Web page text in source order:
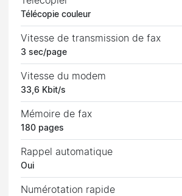
Télécopie couleur
Vitesse de transmission de fax
3 sec/page
Vitesse du modem
33,6 Kbit/s
Mémoire de fax
180 pages
Rappel automatique
Oui
Numérotation rapide